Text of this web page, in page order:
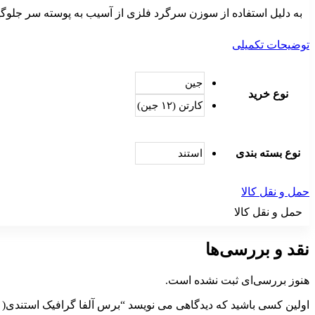
به دلیل استفاده از سوزن سرگرد فلزی از آسیب به پوسته سر
توضیحات تکمیلی
نوع خرید
جین
کارتن (۱۲ جین)
نوع بسته بندی استند
حمل و نقل کالا
حمل و نقل کالا
نقد و بررسی‌ها
هنوز بررسی‌ای ثبت نشده است.
اولین کسی باشید که دیدگاهی می نویسد “برس آلفا گرافیک استندی( ۱۲ طرح فانتزی )”